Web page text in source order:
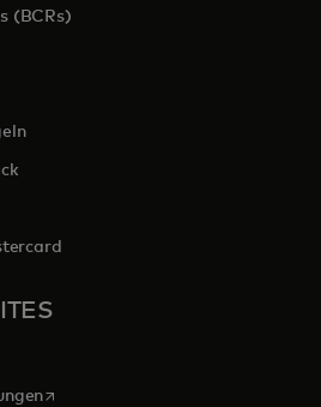
(BCRs)
neuen Registerkarte geöffnet
neuen Registerkarte geöffnet
wird in einer neuen Registerkarte